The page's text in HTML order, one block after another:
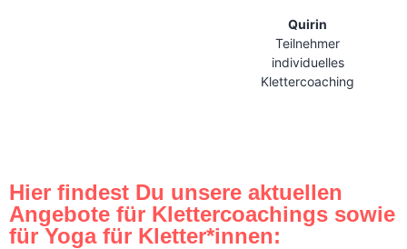
Quirin
Teilnehmer
individuelles
Klettercoaching
Hier findest Du unsere aktuellen
Angebote für Klettercoachings sowie
für Yoga für Kletter*innen: